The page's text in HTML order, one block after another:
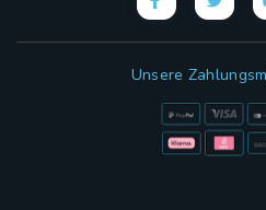
Unsere